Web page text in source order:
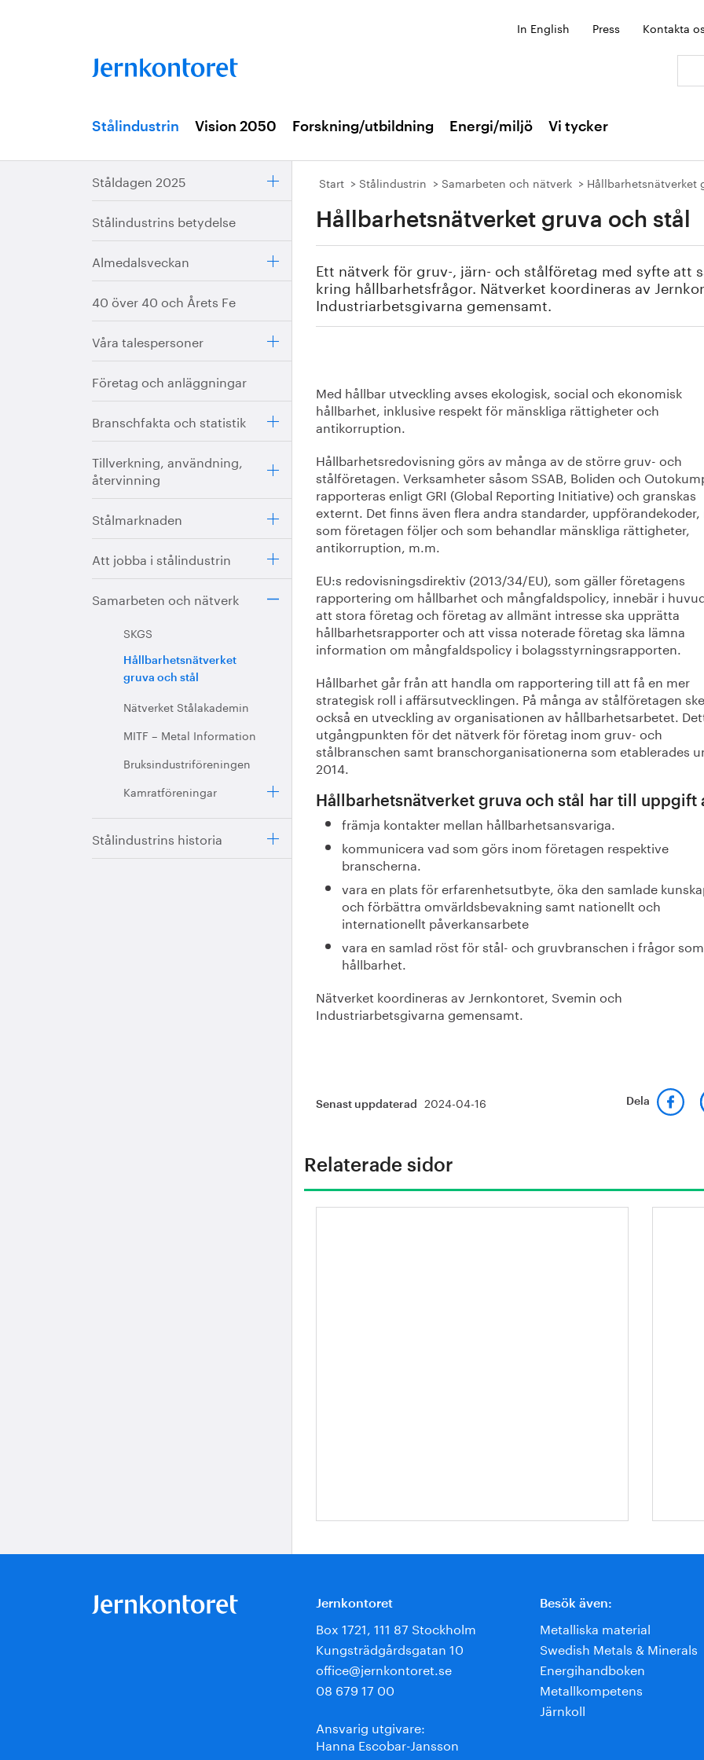
In English Press Kontakta
Stålindustrin Vision 2050 Forskning/utbildning Energi/miljö Vi tycker
Ståldagen 2025
Stålindustrins betydelse
Almedalsveckan
40 över 40 och Årets Fe
Våra talespersoner
Företag och anläggningar
Branschfakta och statistik
Tillverkning, användning,
återvinning
Stålmarknaden
Att jobba i stålindustrin
Samarbeten och nätverk
SKGS
Hållbarhetsnätverket
gruva och stål
Nätverket Stålakademin
MITF – Metal Information
Bruksindustriföreningen
Kamratföreningar
Stålindustrins historia
Start Stålindustrin Samarbeten och nätverk Hållbarhetsnätverket
Hållbarhetsnätverket gruva och stål
Ett nätverk för gruv-, järn- och stålföretag med syfte att
kring hållbarhetsfrågor. Nätverket koordineras av
Industriarbetsgivarna gemensamt.
Med hållbar utveckling avses ekologisk, social och ekonomisk
hållbarhet, inklusive respekt för mänskliga rättigheter och
antikorruption.
Hållbarhetsredovisning görs av många av de större gruv- och
stålföretagen. Verksamheter såsom SSAB, Boliden och
rapporteras enligt GRI (Global Reporting Initiative) och granskas
externt. Det finns även flera andra standarder, uppförandekoder,
som företagen följer och som behandlar mänskliga rättigheter,
antikorruption, m.m.
EU:s redovisningsdirektiv (2013/34/EU), som gäller företagens
rapportering om hållbarhet och mångfaldspolicy, innebär i
att stora företag och företag av allmänt intresse ska upprätta
hållbarhetsrapporter och att vissa noterade företag ska lämna
information om mångfaldspolicy i bolagsstyrningsrapporten.
Hållbarhet går från att handla om rapportering till att få en mer
strategisk roll i affärsutvecklingen. På många av stålföretagen
också en utveckling av organisationen av hållbarhetsarbetet.
utgångpunkten för det nätverk för företag inom gruv- och
stålbranschen samt branschorganisationerna som etablerades
2014.
Hållbarhetsnätverket gruva och stål har till uppgift
främja kontakter mellan hållbarhetsansvariga.
kommunicera vad som görs inom företagen respektive
branscherna.
vara en plats för erfarenhetsutbyte, öka den samlade
och förbättra omvärldsbevakning samt nationellt och
internationellt påverkansarbete
vara en samlad röst för stål- och gruvbranschen i frågor
hållbarhet.
Nätverket koordineras av Jernkontoret, Svemin och
Industriarbetsgivarna gemensamt.
Senast uppdaterad 2024-04-16 Dela
Relaterade sidor
Jernkontoret
Box 1721, 111 87 Stockholm
Kungsträdgårdsgatan 10
office@jernkontoret.se
08 679 17 00
Ansvarig utgivare:
Hanna Escobar-Jansson
Besök även:
Metalliska material
Swedish Metals & Minerals
Energihandboken
Metallkompetens
Järnkoll